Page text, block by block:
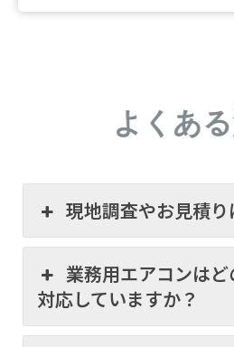
よくあ
現地調査やお見積り
業務用エアコンは
対応していますか？